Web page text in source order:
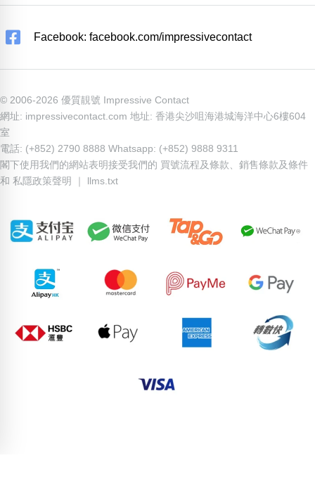
Facebook: facebook.com/impressivecontact
© 2006-2026 優質靚號 Impressive Contact
網址: impressivecontact.com 地址: 香港尖沙咀海港城海洋中心6樓604
室
電話: (+852) 2790 8888 Whatsapp: (+852) 9888 9311
閣下使用我們的網站表明接受我們的 買號流程及條款、 銷售條款及條件
和 私隱政策聲明 llms.txt